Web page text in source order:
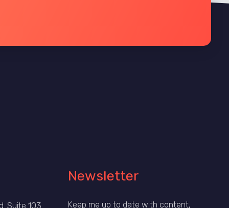
Suite 103
Newsletter
Keep me up to date with content,